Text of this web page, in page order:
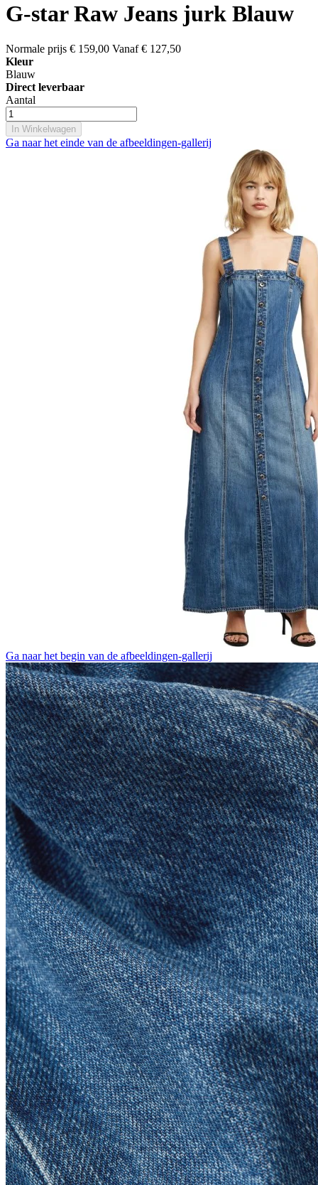
G-star Raw Jeans jurk Blauw
Normale prijs € 159,00 Vanaf € 127,50
Kleur
Blauw
Direct leverbaar
Aantal
In Winkelwagen
Ga naar het einde van de afbeeldingen-gallerij
Ga naar het begin van de afbeeldingen-gallerij